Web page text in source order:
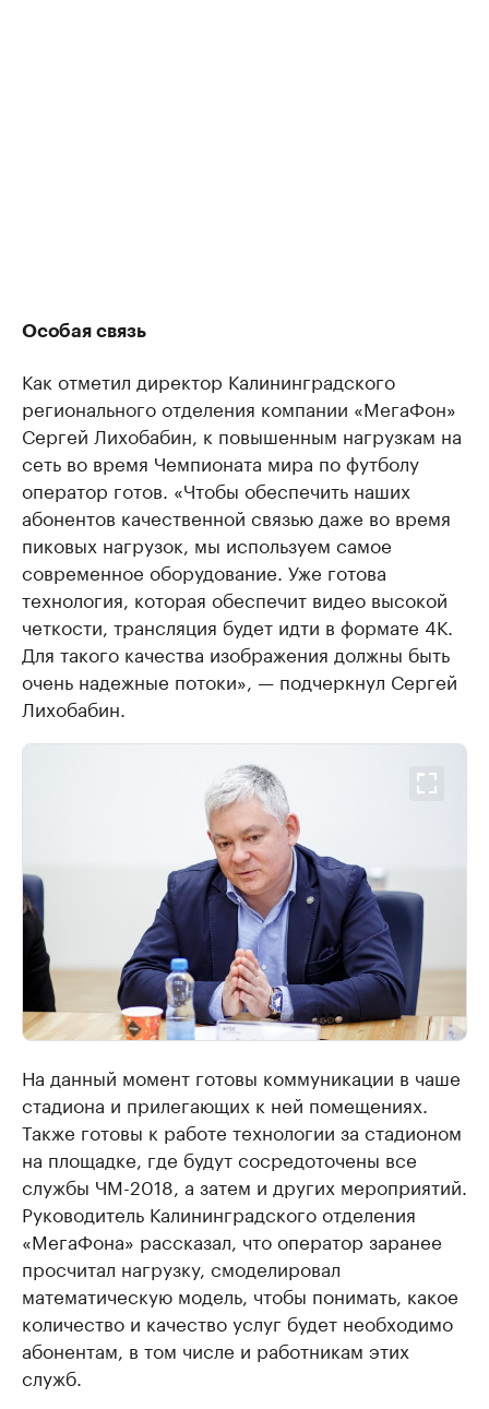
Особая связь
Как отметил директор Калининградского
регионального отделения компании «МегаФон»
Сергей Лихобабин, к повышенным нагрузкам на
сеть во время Чемпионата мира по футболу
оператор готов. «Чтобы обеспечить наших
абонентов качественной связью даже во время
пиковых нагрузок, мы используем самое
современное оборудование. Уже готова
технология, которая обеспечит видео высокой
четкости, трансляция будет идти в формате 4К.
Для такого качества изображения должны быть
очень надежные потоки», — подчеркнул Сергей
Лихобабин.
На данный момент готовы коммуникации в чаше
стадиона и прилегающих к ней помещениях.
Также готовы к работе технологии за стадионом
на площадке, где будут сосредоточены все
службы ЧМ-2018, а затем и других мероприятий.
Руководитель Калининградского отделения
«МегаФона» рассказал, что оператор заранее
просчитал нагрузку, смоделировал
математическую модель, чтобы понимать, какое
количество и качество услуг будет необходимо
абонентам, в том числе и работникам этих
служб.